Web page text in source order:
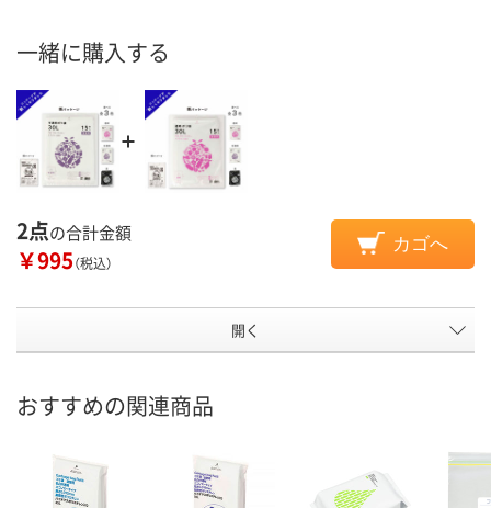
一緒に購入する
2点の合計金額
￥995（税込）
カゴへ
開く
おすすめの関連商品